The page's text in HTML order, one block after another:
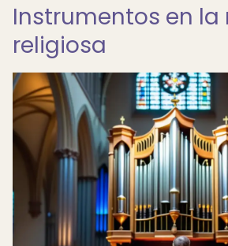
Instrumentos en la
religiosa